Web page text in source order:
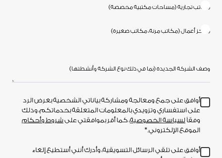
مكاتب تجارية (مساحات مكتبية مخصصة)
مراكز أعمال (مكاتب مرنة، مكاتب صغيرة)
وصف الشركة الجديدة (بما في ذلك نوع الشركة وأنشطتها)
أوافق على جمع ومعالجة ومشاركة بياناتي الشخصية بغرض الرد
على استفساري وتزويدي بالمعلومات المتعلقة بخدماتكم، وذلك
وفقاًلسياسة الخصوصية، كما أقر بموافقتي علىشروط وأحكام
الموقع الإلكتروني.*
أوافق على تلقي الرسائل التسويقية، وأدرك أنني أستطيع إلغاء